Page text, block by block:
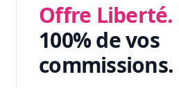
Offre Liberté.
100% de vos
commissions.